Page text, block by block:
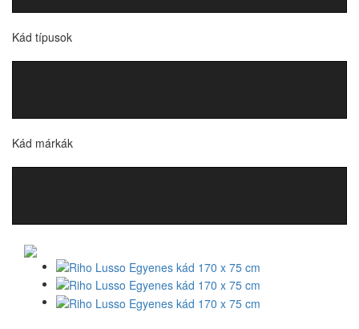
Kád típusok
Kád márkák